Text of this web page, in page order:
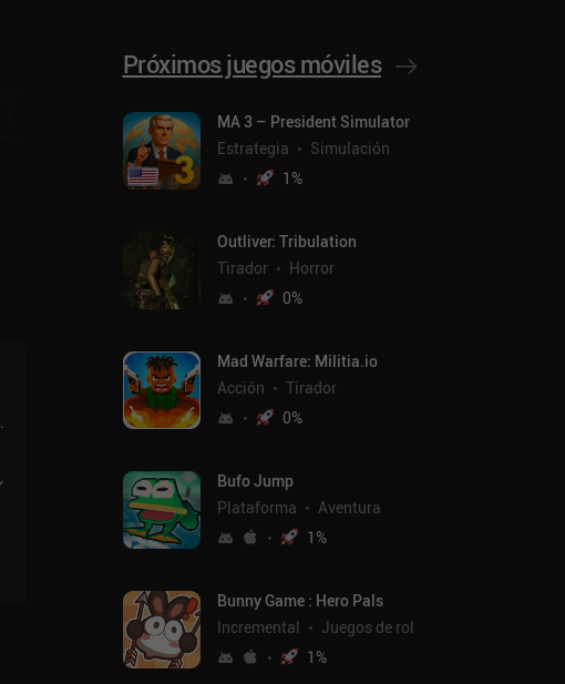
Próximos juegos móviles
MA 3 – President Simulator
Estrategia
Simulación
1%
Outliver: Tribulation
Tirador
Horror
0%
Mad Warfare: Militia.io
Acción
Tirador
0%
Bufo Jump
Plataforma
Aventura
1%
Bunny Game : Hero Pals
Incremental
Juegos de rol
1%